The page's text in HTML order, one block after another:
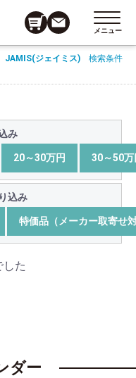
メニュー
JAMIS(ジェイミス) 検索条件
み
20～30万円 30～50万
込み
特価品（メーカー取寄せ
た
ダー